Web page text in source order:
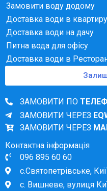
Замовити воду додому
Доставка води в квартиру
Доставка води на дачу
Питна вода для офісу
Доставка води в
ЗАМОВИТИ ПО
ЗАМОВИТИ ЧЕРЕЗ
ЗАМОВИТИ ЧЕРЕЗ
Контактна інформація
096 895 60 60
с.Святопетрівське,
с. Вишневе, вулиця